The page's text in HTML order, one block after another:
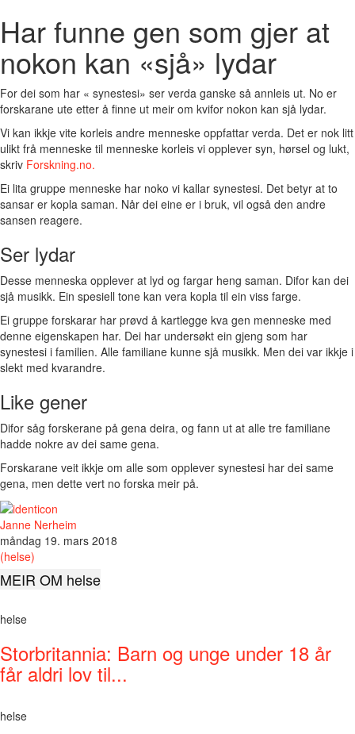
Har funne gen som gjer at
nokon kan «sjå» lydar
For dei som har « synestesi» ser verda ganske så annleis ut. No er
forskarane ute etter å finne ut meir om kvifor nokon kan sjå lydar.
Vi kan ikkje vite korleis andre menneske oppfattar verda. Det er nok litt
ulikt frå menneske til menneske korleis vi opplever syn, hørsel og lukt,
skriv Forskning.no.
Ei lita gruppe menneske har noko vi kallar synestesi. Det betyr at to
sansar er kopla saman. Når dei eine er i bruk, vil også den andre
sansen reagere.
Ser lydar
Desse menneska opplever at lyd og fargar heng saman. Difor kan dei
sjå musikk. Ein spesiell tone kan vera kopla til ein viss farge.
Ei gruppe forskarar har prøvd å kartlegge kva gen menneske med
denne eigenskapen har. Dei har undersøkt ein gjeng som har
synestesi i familien. Alle familiane kunne sjå musikk. Men dei var ikkje i
slekt med kvarandre.
Like gener
Difor såg forskerane på gena deira, og fann ut at alle tre familiane
hadde nokre av dei same gena.
Forskarane veit ikkje om alle som opplever synestesi har dei same
gena, men dette vert no forska meir på.
Janne Nerheim
måndag 19. mars 2018
(helse)
MEIR OM helse
helse
Storbritannia: Barn og unge under 18 år
får aldri lov til...
helse